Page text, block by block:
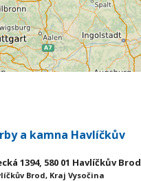
a kamna Havlíčkův
1394, 580 01 Havlíčkův Brod
Brod, Kraj Vysočina